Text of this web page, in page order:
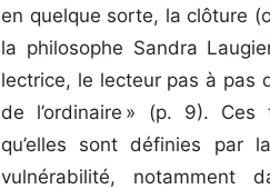
en quelque sorte, la clôture
la philosophe Sandra
lectrice, le lecteur pas à pas
de l’ordinaire » (p. 9).
qu’elles sont définies par
vulnérabilité, notamment